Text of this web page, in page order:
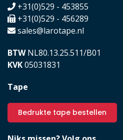
+31(0)529 - 453855
+31(0)529 - 456289
sales@larotape.nl
BTWNL80.13.25.511/B01
KVK05031831
Tape
Bedrukte tape bestellen